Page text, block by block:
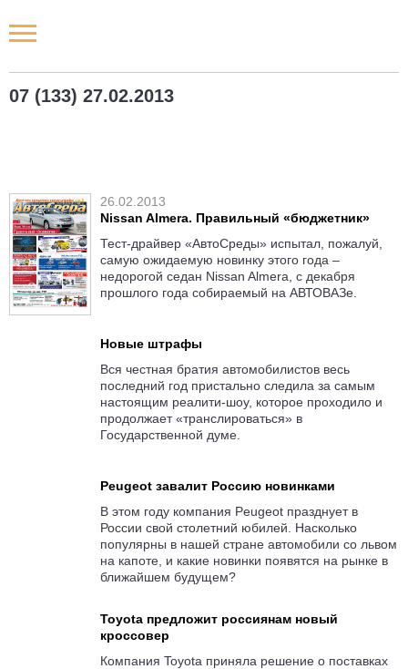
07 (133) 27.02.2013
26.02.2013
Nissan Almera. Правильный «бюджетник»
Тест-драйвер «АвтоСреды» испытал, пожалуй,
самую ожидаемую новинку этого года –
недорогой седан Nissan Almera, с декабря
прошлого года собираемый на АВТОВАЗе.
Новые штрафы
Вся честная братия автомобилистов весь
последний год пристально следила за самым
настоящим реалити-шоу, которое проходило и
продолжает «транслироваться» в
Государственной думе.
Peugeot завалит Россию новинками
В этом году компания Peugeot празднует в
России свой столетний юбилей. Насколько
популярны в нашей стране автомобили со львом
на капоте, и какие новинки появятся на рынке в
ближайшем будущем?
Toyota предложит россиянам новый
кроссовер
Компания Toyota приняла решение о поставках
Новости РФ
Наши мероприятия
Статьи